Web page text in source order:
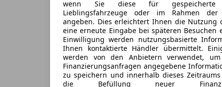
wenn Sie diese für gespeicherte
Lieblingsfahrzeuge oder im Rahmen der
angeben. Dies erleichtert Ihnen die Nutzung
eine erneute Eingabe bei späteren
Einwilligung werden nutzungsbasierte
Ihnen kontaktierte Händler übermittelt.
werden von den Anbietern verwendet,
Finanzierungsanfragen angegebene
zu speichern und innerhalb dieses
die Befüllung neuer